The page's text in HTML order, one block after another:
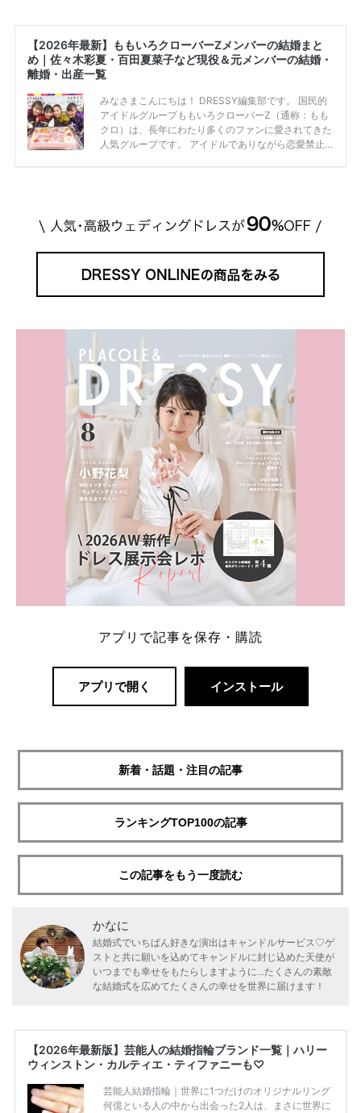
アプリで記事を保存・購読
アプリで開く インストール
新着・話題・注目の記事
ランキングTOP100の記事
この記事をもう一度読む
かなに
結婚式でいちばん好きな演出はキャンドルサービス♡ゲ
ストと共に願いを込めてキャンドルに封じ込めた天使が
いつまでも幸せをもたらしますように...たくさんの素敵
な結婚式を広めてたくさんの幸せを世界に届けます！
【2026年最新版】芸能人の結婚指輪ブランド一覧｜ハリー
ウィンストン・カルティエ・ティファニーも♡
芸能人結婚指輪｜世界に1つだけのオリジナルリング
何億といる人の中から出会った2人は、まさに世界に